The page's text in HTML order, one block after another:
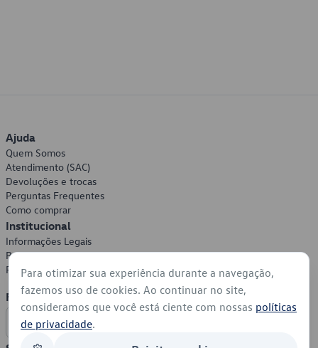
Ajuda
Quem Somos
Atendimento (SAC)
Devoluções e trocas
Perguntas Frequentes
Como comprar
Institucional
Informações Legais
Política de Privacidade
Política de Cookies
Formas de Pagamento
Para otimizar sua experiência durante a navegação,
fazemos uso de cookies. Ao continuar no site,
consideramos que você está ciente com nossas políticas
de privacidade.